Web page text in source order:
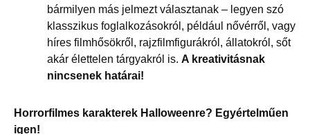
bármilyen más jelmezt választanak – legyen szó
klasszikus foglalkozásokról, például nővérről, vagy
híres filmhősökről, rajzfilmfigurákról, állatokról, sőt
akár élettelen tárgyakról is. A kreativitásnak
nincsenek határai!
Horrorfilmes karakterek Halloweenre? Egyértelműen
igen!